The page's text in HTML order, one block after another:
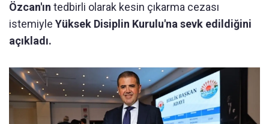
Özcan'ın tedbirli olarak kesin çıkarma cezası
istemiyle Yüksek Disiplin Kurulu'na sevk edildiğini
açıkladı.